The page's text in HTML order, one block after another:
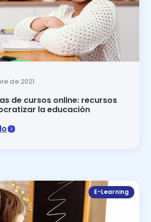
de 2021
de cursos online: recursos
la educación
E-Learning